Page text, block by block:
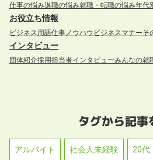
仕事の悩み退職の悩み就職・転職の悩み年代
お役立ち情報
ビジネス用語仕事ノウハウ ビジネスマナーそ
インタビュー
団体紹介採用担当者インタビューみんなの就
タグから記事
アルバイト 社会人未経験 20代